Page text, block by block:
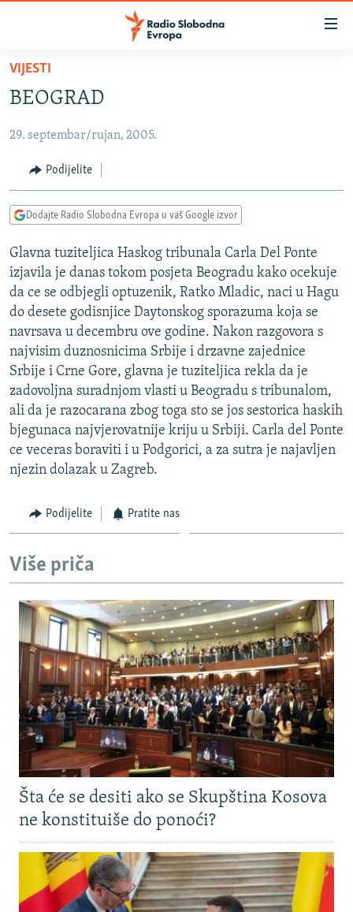
Pređite
glavni
Pređite
Pređite
pretragu
SRBIJA
KOSOVO
VIZUELNO
VIDEO
FOTOGALERIJE
INFOGRAFIKE
PODCASTI
RAT U UKRAJINI
KINA NA BALKANU
RSE PRIČE IZ SVIJETA
ISPRIČAJ MI
DNEVNO@RSE
SPECIJALI RSE
VIŠE OD NASLOVA
GENOCID U SREBRENICI
POPLAVE I KLIZIŠTA U BIH 2024.
POST SCRIPTUM
TRI DECENIJE OD RATA U BIH
SVE KARTE DEJTONA
NASTANAK I RASPAD JUGOSLAVIJE
PRATITE NAS
VIJESTI
BEOGRAD
29. septembar/rujan, 2005.
Podijelite
Dodajte Radio Slobodna Evropa u vaš Google izvor
Glavna tuziteljica Haskog tribunala Carla Del Ponte
izjavila je danas tokom posjeta Beogradu kako ocekuje
da ce se odbjegli optuzenik, Ratko Mladic, naci u Hagu
do desete godisnjice Daytonskog sporazuma koja se
navrsava u decembru ove godine. Nakon razgovora s
najvisim duznosnicima Srbije i drzavne zajednice
Srbije i Crne Gore, glavna je tuziteljica rekla da je
zadovoljna suradnjom vlasti u Beogradu s tribunalom,
ali da je razocarana zbog toga sto se jos sestorica haskih
bjegunaca najvjerovatnije kriju u Srbiji. Carla del Ponte
ce veceras boraviti i u Podgorici, a za sutra je najavljen
njezin dolazak u Zagreb.
Podijelite Pratite nas
Više priča
Šta će se desiti ako se Skupština Kosova
ne konstituiše do ponoći?